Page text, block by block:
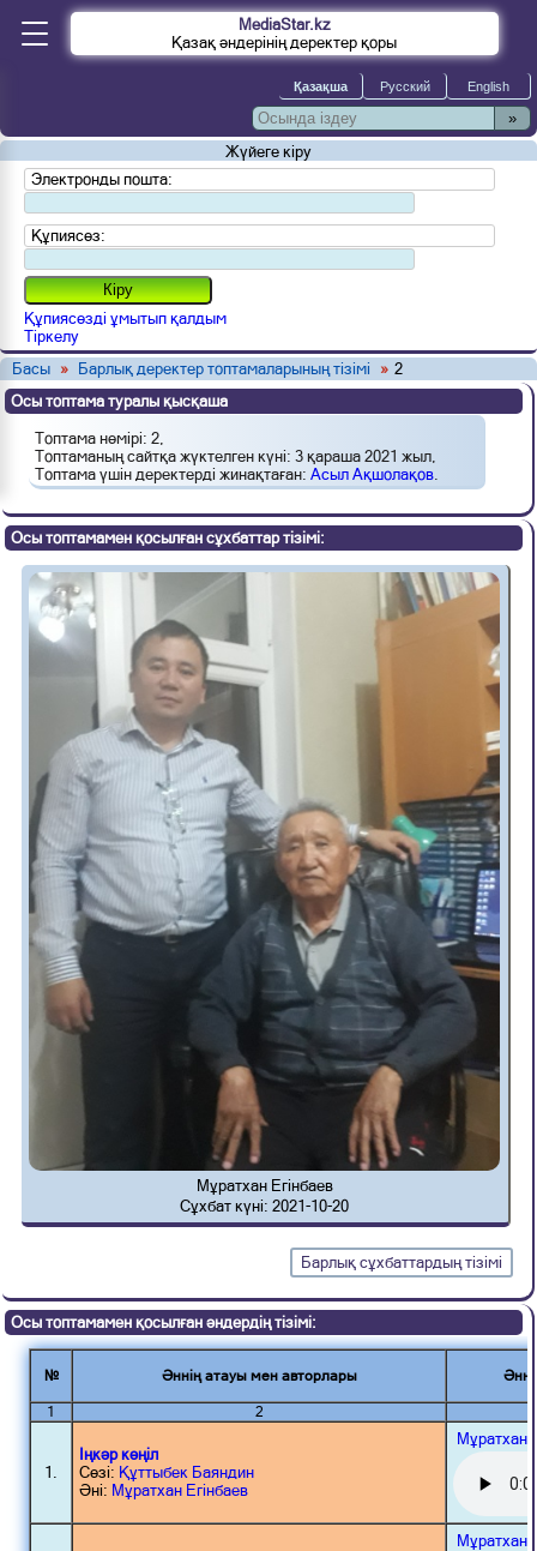
MediaStar.kz
Қазақ әндерінің деректер қоры
»
Жүйеге кіру
Электронды пошта:
Құпиясөз:
Құпиясөзді ұмытып қалдым
Тіркелу
Басы » Барлық деректер топтамаларының тізімі » 2
Осы топтама туралы қысқаша
Топтама нөмірі: 2,
Топтаманың сайтқа жүктелген күні: 3 қараша 2021 жыл,
Топтама үшін деректерді жинақтаған: Асыл Ақшолақов.
Осы топтамамен қосылған сұхбаттар тізімі:
Мұратхан Егінбаев
Сұхбат күні: 2021-10-20
Барлық сұхбаттардың тізімі
Осы топтамамен қосылған әндердің тізімі:
№ Әннің атауы мен авторлары
1 2
1.
Іңкәр көңіл
Сөзі: Құттыбек Баяндин
Әні: Мұратхан Егінбаев
Мұратхан
Мұратхан